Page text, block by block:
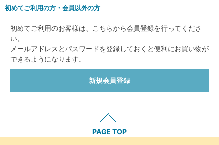
初めてご利用の方・会員以外の方
初めてご利用のお客様は、こちらから会員登録を行ってくださ
い。
メールアドレスとパスワードを登録しておくと便利にお買い物が
できるようになります。
PAGE TOP